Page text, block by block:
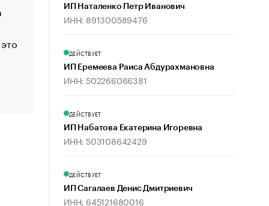
ЕС разрешил конфискацию российской нефти —
Что обвинения против Павла Дурова значат для
пользователей
ИП Наталенко Петр Иванович
ИНН: 891300589476
ДЕЙСТВУЕТ
ИП Еремеева Раиса Абдурахмановна
ИНН: 502266066381
ДЕЙСТВУЕТ
ИП Набатова Екатерина Игоревна
ИНН: 503108642429
ДЕЙСТВУЕТ
ИП Сагалаев Денис Дмитриевич
ИНН: 645121680016